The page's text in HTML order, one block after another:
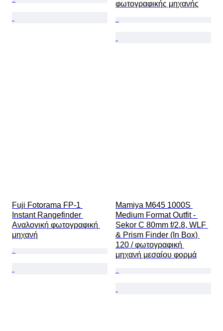
φωτογραφικής μηχανής
Fuji Fotorama FP-1
Instant Rangefinder
Αναλογική φωτογραφική
μηχανή
Mamiya M645 1000S
Medium Format Outfit -
Sekor C 80mm f/2.8, WLF
& Prism Finder (In Box)
120 / φωτογραφική
μηχανή μεσαίου φορμά